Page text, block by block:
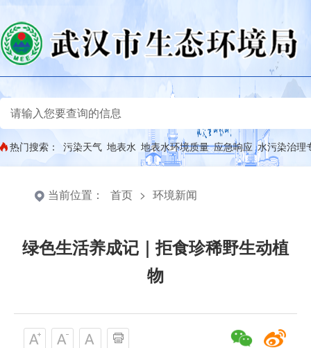
热门搜索： 污染天气 地表水 地表水环境质量 应急响应 水污染治理
当前位置： 首页 > 环境新闻
绿色生活养成记｜拒食珍稀野生动植
物